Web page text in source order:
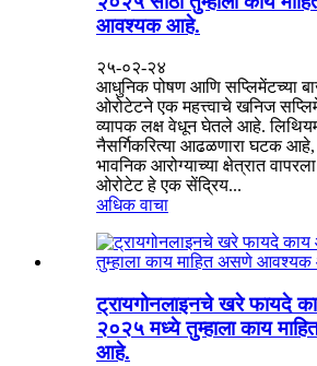
आवश्यक आहे.
२५-०२-२४
आधुनिक पोषण आणि सप्लिमेंटच्या
ओरोटेटने एक महत्त्वाचे खनिज
व्यापक लक्ष वेधून घेतले आहे.
नैसर्गिकरित्या आढळणारा घटक
भावनिक आरोग्याच्या क्षेत्रात
ओरोटेट हे एक सेंद्रिय...
अधिक वाचा
ट्रायगोनलाइनचे खरे फायदे
२०२५ मध्ये तुम्हाला काय
आहे.